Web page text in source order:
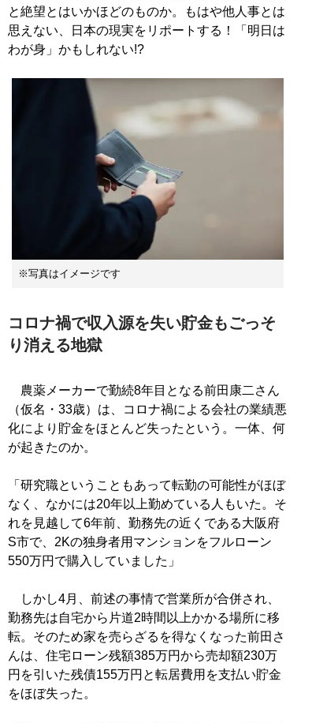
と絶望とはいかほどのものか。もはや他人事とは
思えない、日本の現実をリポートする！「明日は
わが身」かもしれない!?
※写真はイメージです
コロナ禍で収入源を失い貯金もごっそ
り消える地獄
農薬メーカーで勤続8年目となる前田康二さん
（仮名・33歳）は、コロナ禍による会社の業績悪
化により貯金をほとんど失ったという。一体、何
が起きたのか。
「研究職ということもあって転勤の可能性がほぼ
なく、なかには20年以上勤めている人もいた。そ
れを見越して6年前、勤務先の近くである大阪府
S市で、2Kの独身者用マンションをフルローン
550万円で購入していました」
しかし4月、前述の事情で営業所が合併され、
勤務先は自宅から片道2時間以上かかる場所に移
転。そのため家を売らざるを得なくなった前田さ
んは、住宅ローン残額385万円から売却額230万
円を引いた残債155万円と転居費用を支払い貯金
をほぼ失った。